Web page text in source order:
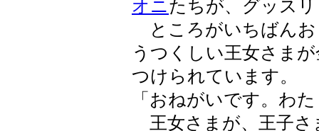
オニたちが、グッス
ところがいちばんお
うつくしい王女さま
つけられています。
「おねがいです。わ
王女さまが、王子さ